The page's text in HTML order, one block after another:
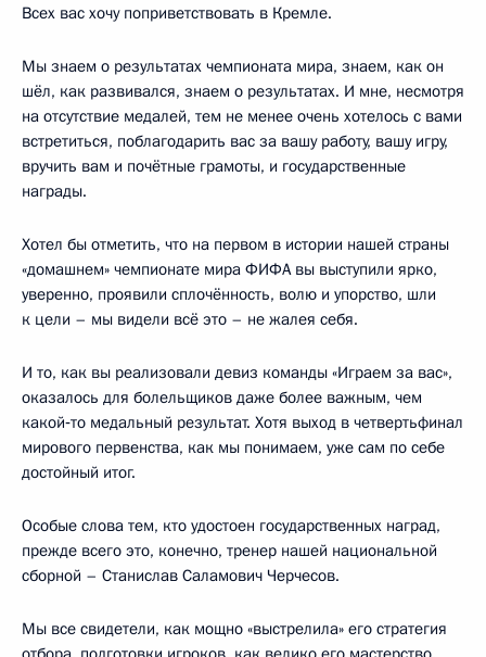
Всех вас хочу поприветствовать в Кремле.
Мы знаем о результатах чемпионата мира, знаем, как он
шёл, как развивался, знаем о результатах. И мне, несмотря
на отсутствие медалей, тем не менее очень хотелось с вами
встретиться, поблагодарить вас за вашу работу, вашу игру,
вручить вам и почётные грамоты, и государственные
награды.
Хотел бы отметить, что на первом в истории нашей страны
«домашнем» чемпионате мира ФИФА вы выступили ярко,
уверенно, проявили сплочённость, волю и упорство, шли
к цели – мы видели всё это – не жалея себя.
И то, как вы реализовали девиз команды «Играем за вас»,
оказалось для болельщиков даже более важным, чем
какой‑то медальный результат. Хотя выход в четвертьфинал
мирового первенства, как мы понимаем, уже сам по себе
достойный итог.
Особые слова тем, кто удостоен государственных наград,
прежде всего это, конечно, тренер нашей национальной
сборной – Станислав Саламович Черчесов.
Мы все свидетели, как мощно «выстрелила» его стратегия